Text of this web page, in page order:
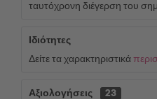
ταυτόχρονη διέγερση του
Ιδιότητες
Δείτε τα χαρακτηριστικά
Αξιολογήσεις
23